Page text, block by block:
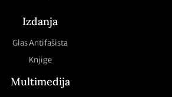
Izdanja
Glas Antifašista
Knjige
Multimedija